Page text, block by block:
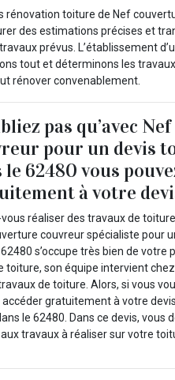
rénovation toiture de Nef
des estimations précises et
prévus. L’établissement
tout et déterminons les
rénover convenablement.
pas qu’avec
pour un devis
le 62480 vous
à votre
réaliser des travaux de
couvreur spécialiste pour
s’occupe très bien de votre
toiture, son équipe intervient
de toiture. Alors, si vous
gratuitement à votre
le 62480. Dans ce devis, vous
travaux à réaliser sur votre